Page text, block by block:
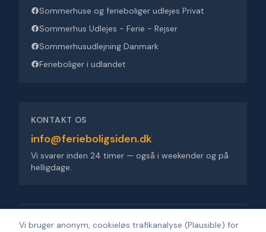
Sommerhuse og ferieboliger udlejes Privat
Sommerhus Udlejes - Ferie - Rejser
Sommerhusudlejning Danmark
Ferieboliger i udlandet
KONTAKT OS
info@ferieboligsiden.dk
Vi svarer inden 24 timer — også i weekender og på
helligdage.
Ferieboligsiden ApS·Trigevej 9, 8382 Hinnerup ·CVR 36909676
Vi bruger anonym, cookieløs trafikanalyse (Plausible) for